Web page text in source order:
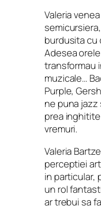
Valeria
burdusita cu
Adesea
transformau
muzicale…
Purple,
ne puna
prea
vremuri.
Valeria
perceptiei
in particular,
un rol
ar trebui sa